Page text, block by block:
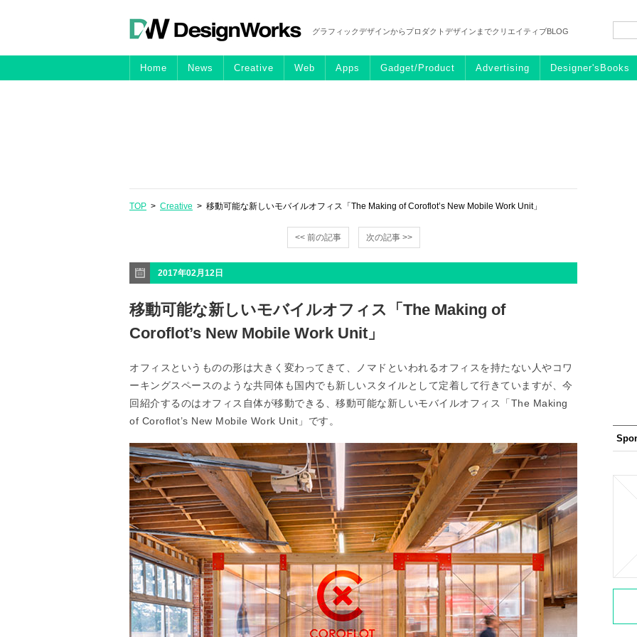
グラフィックデザインからプロダクトデザインまでクリエイティブBLOG
Home News Creative Web Apps Gadget/Product Advertising Designer'sBooks
TOP > Creative > 移動可能な新しいモバイルオフィス「The Making of Coroflot’s New Mobile Work Unit」
<< 前の記事 次の記事 >>
2017年02月12日
移動可能な新しいモバイルオフィス「The Making of
Coroflot’s New Mobile Work Unit」
オフィスというものの形は大きく変わってきて、ノマドといわれるオフィスを持たない人やコワ
ーキングスペースのような共同体も国内でも新しいスタイルとして定着して行きていますが、今
回紹介するのはオフィス自体が移動できる、移動可能な新しいモバイルオフィス「The Making
of Coroflot’s New Mobile Work Unit」です。